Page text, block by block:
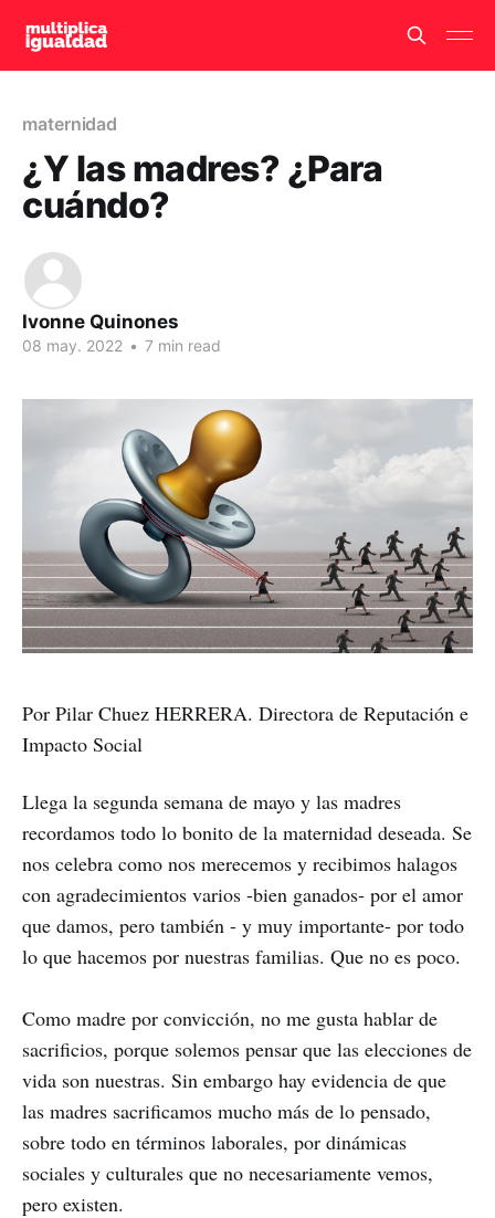
maternidad
¿Y las madres? ¿Para
cuándo?
Ivonne Quinones
08 may. 2022 • 7 min read
Por Pilar Chuez HERRERA. Directora de Reputación e
Impacto Social
Llega la segunda semana de mayo y las madres
recordamos todo lo bonito de la maternidad deseada. Se
nos celebra como nos merecemos y recibimos halagos
con agradecimientos varios -bien ganados- por el amor
que damos, pero también - y muy importante- por todo
lo que hacemos por nuestras familias. Que no es poco.
Como madre por convicción, no me gusta hablar de
sacrificios, porque solemos pensar que las elecciones de
vida son nuestras. Sin embargo hay evidencia de que
las madres sacrificamos mucho más de lo pensado,
sobre todo en términos laborales, por dinámicas
sociales y culturales que no necesariamente vemos,
pero existen.